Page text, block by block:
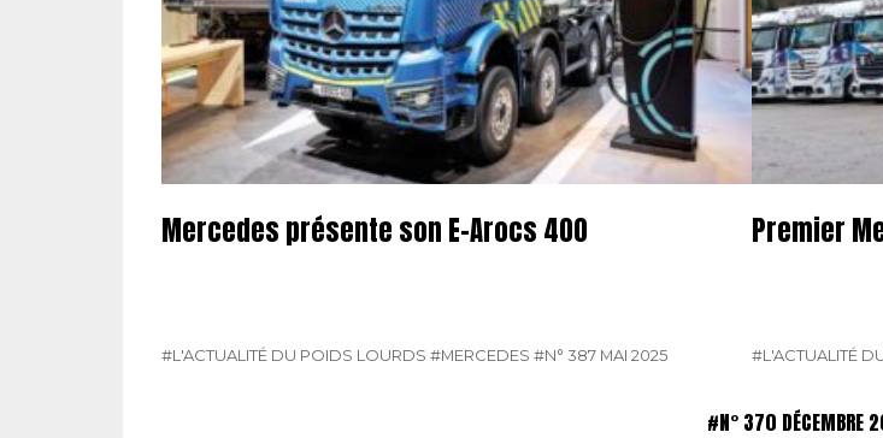
Mercedes présente son E-Arocs 400
#L'ACTUALITÉ DU POIDS LOURDS #MERCEDES #N° 387 MAI 2025
Premier
#L'ACTUALITÉ
#N° 370 DÉCEMBRE